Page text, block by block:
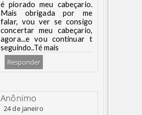
é piorado meu cabeçario.
Mais obrigada por me
falar, vou ver se consigo
concertar meu cabeçario,
agora...e vou continuar t
seguindo..Té mais
Responder
Anônimo
24 de janeiro